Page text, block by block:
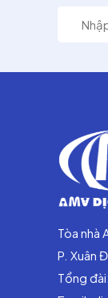
Tòa nhà
P. Xuân
Tổng đài: